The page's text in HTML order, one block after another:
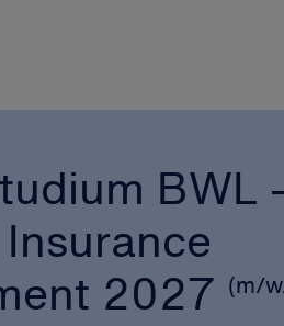
BWL
2027 (m/